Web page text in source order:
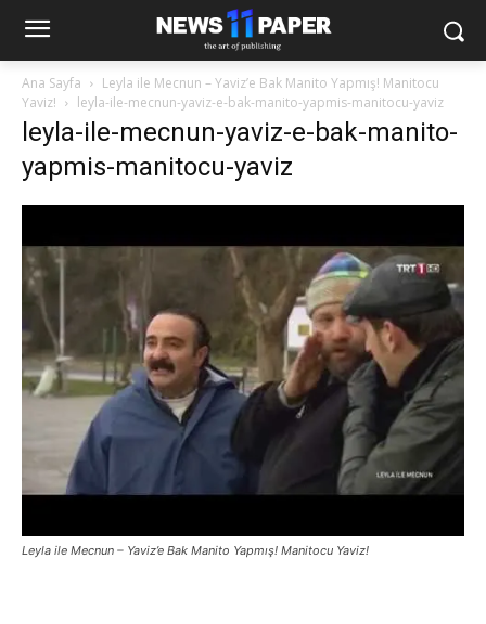
Ana Sayfa
Leyla ile Mecnun – Yaviz’e Bak Manito Yapmış! Manitocu
Yaviz!
leyla-ile-mecnun-yaviz-e-bak-manito-yapmis-manitocu-yaviz
leyla-ile-mecnun-yaviz-e-bak-manito-
yapmis-manitocu-yaviz
Leyla ile Mecnun – Yaviz’e Bak Manito Yapmış! Manitocu Yaviz!